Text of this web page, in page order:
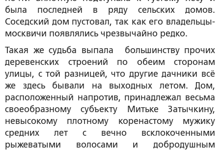
была последней в ряду сельских домов.
Соседский дом пустовал, так как его владельцы-
москвичи появлялись чрезвычайно редко.
Такая же судьба выпала большинству прочих
деревенских строений по обеим сторонам
улицы, с той разницей, что другие дачники всё
же здесь бывали на выходных летом. Дом,
расположенный напротив, принадлежал весьма
своеобразному субъекту Митьке Затычкину,
невысокому плотному коренастому мужику
средних лет с вечно всклокоченными
рыжеватыми волосами и добродушным